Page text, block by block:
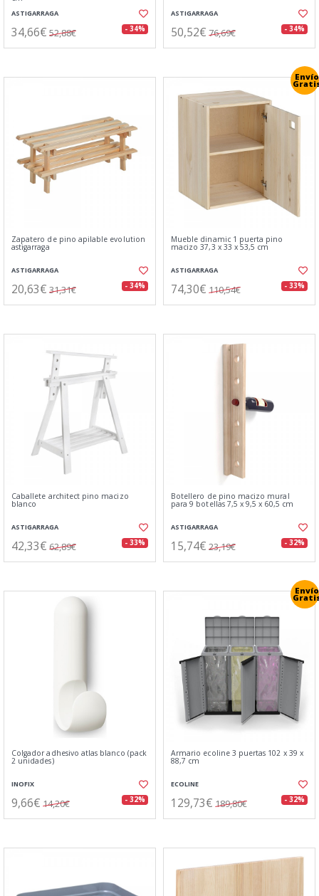
ASTIGARRAGA
34,66€ 52,88€ - 34%
ASTIGARRAGA
50,52€ 76,69€ - 34%
Zapatero de pino apilable evolution
astigarraga
ASTIGARRAGA
20,63€ 31,31€ - 34%
Envío
Mueble dinamic 1 puerta pino
macizo 37,3 x 33 x 53,5 cm
ASTIGARRAGA
74,30€ 110,54€ - 33%
Caballete architect pino macizo
blanco
ASTIGARRAGA
42,33€ 62,89€ - 33%
Botellero de pino macizo mural
para 9 botellas 7,5 x 9,5 x 60,5 cm
ASTIGARRAGA
15,74€ 23,19€ - 32%
Colgador adhesivo atlas blanco (pack
2 unidades)
INOFIX
9,66€ 14,20€ - 32%
Envío
Armario ecoline 3 puertas 102 x 39 x
88,7 cm
ECOLINE
129,73€ 189,80€ - 32%